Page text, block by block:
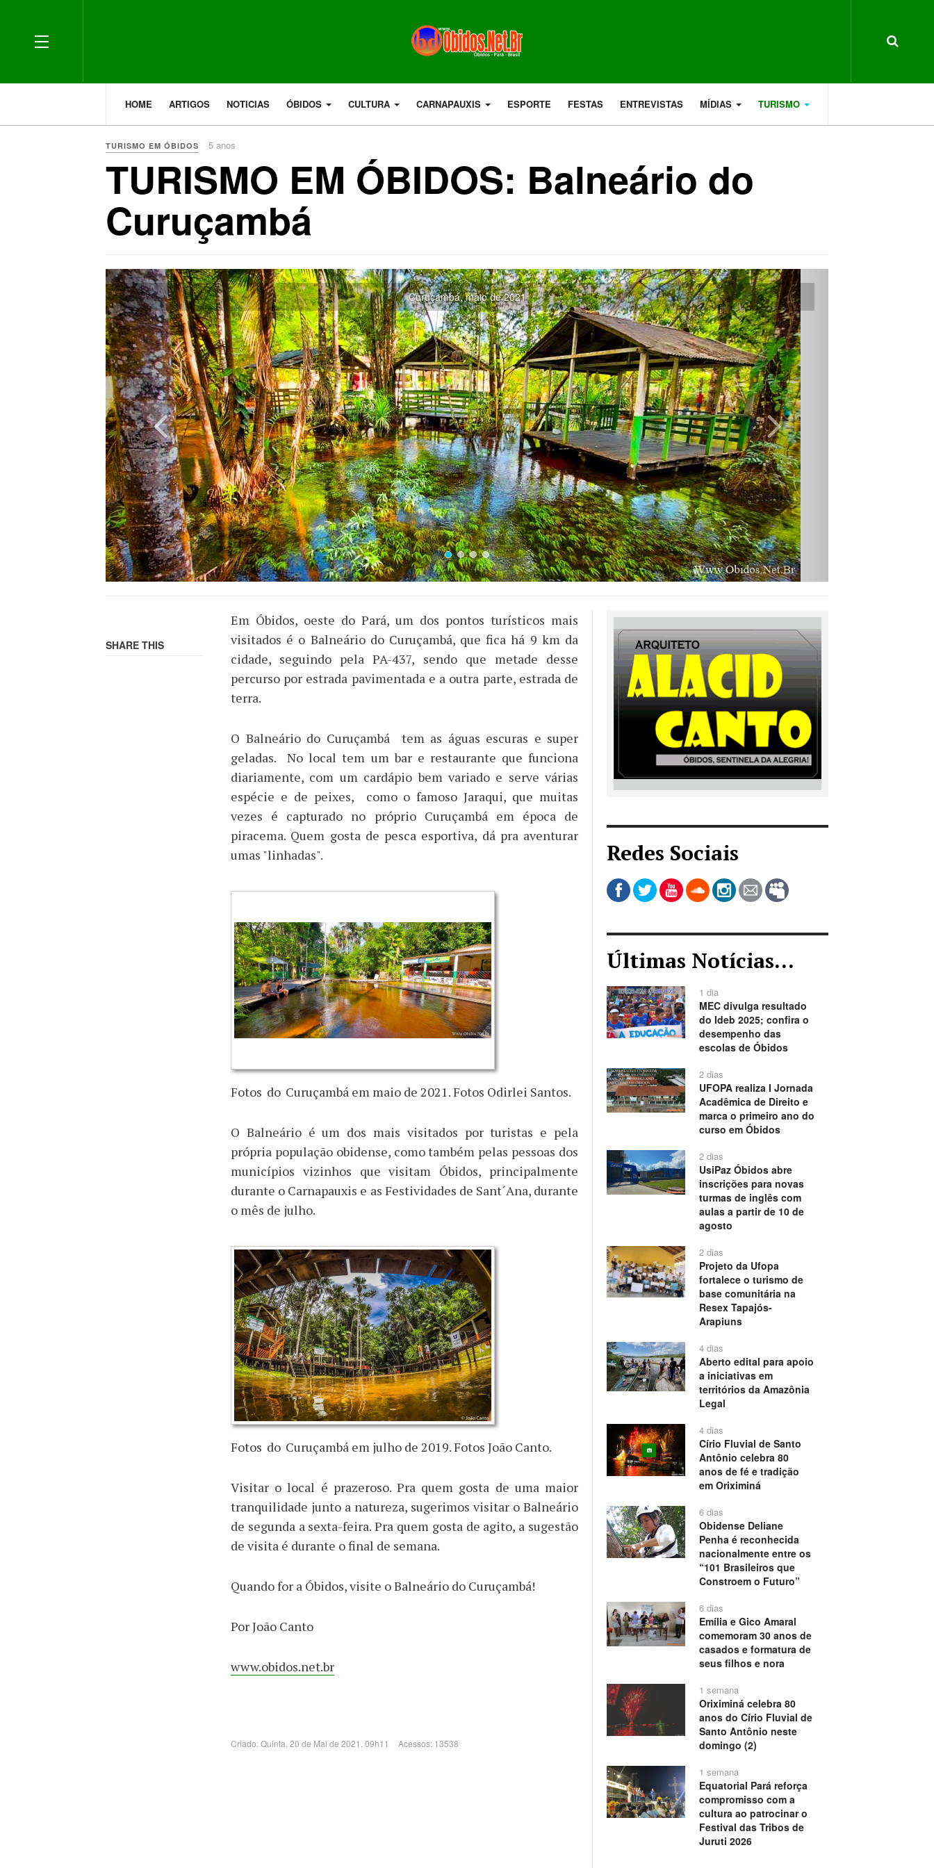
HOME ARTIGOS NOTICIAS ÓBIDOS CULTURA CARNAPAUXIS ESPORTE FESTAS ENTREVISTAS MÍDIAS TURISMO
TURISMO EM ÓBIDOS 5 anos
TURISMO EM ÓBIDOS: Balneário do
Curuçambá
Curuçambá, maio de 2021
Previous Next
SHARE THIS
Em Óbidos, oeste do Pará, um dos pontos turísticos mais
visitados é o Balneário do Curuçambá, que fica há 9 km da
cidade, seguindo pela PA-437, sendo que metade desse
percurso por estrada pavimentada e a outra parte, estrada de
terra.
O Balneário do Curuçambá tem as águas escuras e super
geladas. No local tem um bar e restaurante que funciona
diariamente, com um cardápio bem variado e serve várias
espécie e de peixes, como o famoso Jaraqui, que muitas
vezes é capturado no próprio Curuçambá em época de
piracema. Quem gosta de pesca esportiva, dá pra aventurar
umas "linhadas".
Fotos do Curuçambá em maio de 2021. Fotos Odirlei Santos.
O Balneário é um dos mais visitados por turistas e pela
própria população obidense, como também pelas pessoas dos
municípios vizinhos que visitam Óbidos, principalmente
durante o Carnapauxis e as Festividades de Sant´Ana, durante
o mês de julho.
Fotos do Curuçambá em julho de 2019. Fotos João Canto.
Visitar o local é prazeroso. Pra quem gosta de uma maior
tranquilidade junto a natureza, sugerimos visitar o Balneário
de segunda a sexta-feira. Pra quem gosta de agito, a sugestão
de visita é durante o final de semana.
Quando for a Óbidos, visite o Balneário do Curuçambá!
Por João Canto
www.obidos.net.br
Criado: Quinta, 20 de Mai de 2021, 09h11 Acessos: 13538
Redes Sociais
Últimas Notícias...
1 dia
MEC divulga resultado
do Ideb 2025; confira o
desempenho das
escolas de Óbidos
2 dias
UFOPA realiza I Jornada
Acadêmica de Direito e
marca o primeiro ano do
curso em Óbidos
2 dias
UsiPaz Óbidos abre
inscrições para novas
turmas de inglês com
aulas a partir de 10 de
agosto
2 dias
Projeto da Ufopa
fortalece o turismo de
base comunitária na
Resex Tapajós-
Arapiuns
4 dias
Aberto edital para apoio
a iniciativas em
territórios da Amazônia
Legal
4 dias
Círio Fluvial de Santo
Antônio celebra 80
anos de fé e tradição
em Oriximiná
6 dias
Obidense Deliane
Penha é reconhecida
nacionalmente entre os
“101 Brasileiros que
Constroem o Futuro”
6 dias
Emília e Gico Amaral
comemoram 30 anos de
casados e formatura de
seus filhos e nora
1 semana
Oriximiná celebra 80
anos do Círio Fluvial de
Santo Antônio neste
domingo (2)
1 semana
Equatorial Pará reforça
compromisso com a
cultura ao patrocinar o
Festival das Tribos de
Juruti 2026